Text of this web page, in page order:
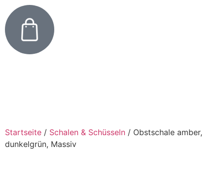
Startseite / Schalen & Schüsseln / Obstschale amber,
dunkelgrün, Massiv